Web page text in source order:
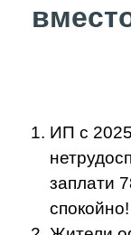
ИП с
заплати
спокойно!